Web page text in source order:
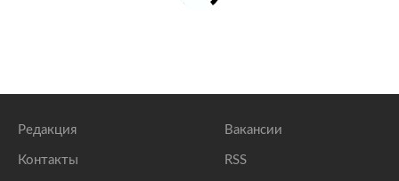
Редакция
Контакты
Вакансии
RSS